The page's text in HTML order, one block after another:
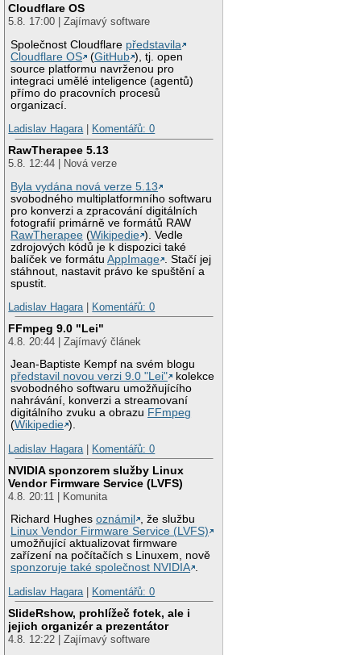
Cloudflare OS
5.8. 17:00 | Zajímavý software
Společnost Cloudflare představila
Cloudflare OS
(GitHub ), tj. open
source platformu navrženou pro
integraci umělé inteligence (agentů)
přímo do pracovních procesů
organizací.
Ladislav Hagara| Komentářů: 0
RawTherapee 5.13
5.8. 12:44 | Nová verze
Byla vydána nová verze 5.13
svobodného multiplatformního softwaru
pro konverzi a zpracování digitálních
fotografií primárně ve formátů RAW
RawTherapee (Wikipedie ). Vedle
zdrojových kódů je k dispozici také
balíček ve formátuAppImage
. Stačí jej
stáhnout, nastavit právo ke spuštění a
spustit.
Ladislav Hagara| Komentářů: 0
FFmpeg 9.0 "Lei"
4.8. 20:44 | Zajímavý článek
Jean-Baptiste Kempf na svém blogu
představil novou verzi 9.0 "Lei"
kolekce
svobodného softwaru umožňujícího
nahrávání, konverzi a streamovaní
digitálního zvuku a obrazu FFmpeg
(Wikipedie ).
Ladislav Hagara| Komentářů: 0
NVIDIA sponzorem služby Linux
Vendor Firmware Service (LVFS)
4.8. 20:11 | Komunita
Richard Hughesoznámil
, že službu
Linux Vendor Firmware Service (LVFS)
umožňující aktualizovat firmware
zařízení na počítačích s Linuxem, nově
sponzoruje také společnost NVIDIA .
Ladislav Hagara| Komentářů: 0
SlideRshow, prohlížeč fotek, ale i
jejich organizér a prezentátor
4.8. 12:22 | Zajímavý software